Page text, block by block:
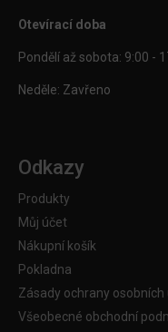
Otevírací doba
Pondělí až sobota: 9:00 -
Neděle: Zavřeno
Odkazy
Produkty
Můj účet
Nákupní košík
Pokladna
Zásady ochrany osobních
Všeobecné obchodní